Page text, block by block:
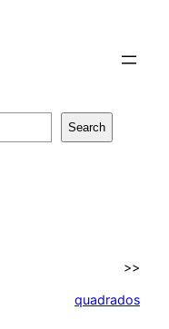
Search
>>
quadrados